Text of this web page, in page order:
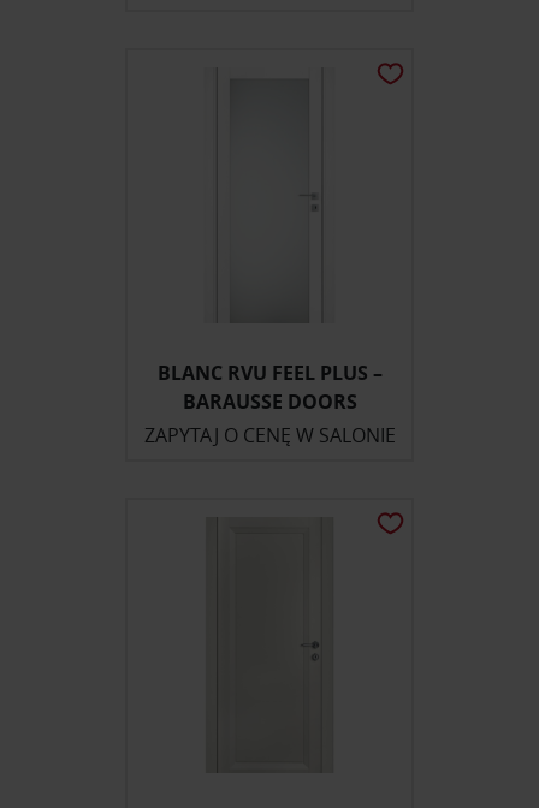
BLANC RVU FEEL PLUS –
BARAUSSE DOORS
ZAPYTAJ O CENĘ W SALONIE